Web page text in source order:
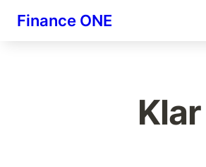
Finance ONE